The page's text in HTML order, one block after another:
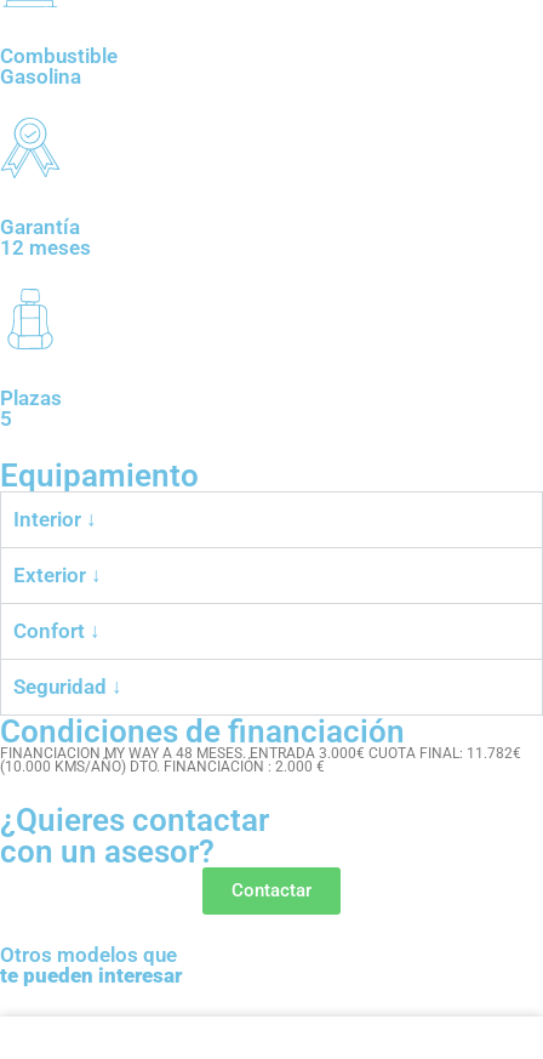
Combustible
Gasolina
Garantía
12 meses
Plazas
5
Equipamiento
Interior ↓
Exterior ↓
Confort ↓
Seguridad ↓
Condiciones de financiación
FINANCIACION MY WAY A 48 MESES. ENTRADA 3.000€ CUOTA FINAL: 11.782€
(10.000 KMS/AÑO) DTO. FINANCIACIÓN : 2.000 €
¿Quieres contactar
con un asesor?
Contactar
Otros modelos que
te pueden interesar